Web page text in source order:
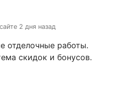
2 дня назад
отделочные работы.
скидок и бонусов.